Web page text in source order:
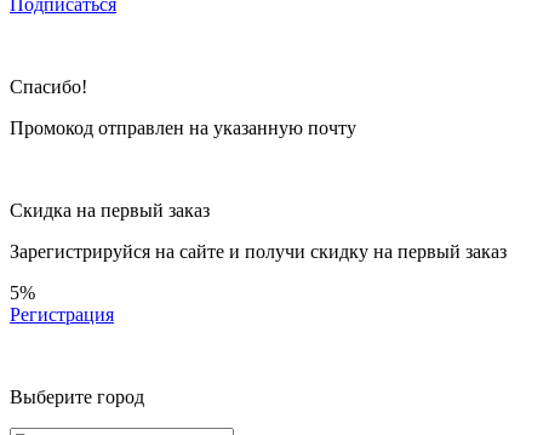
Спасибо!
Промокод отправлен на указанную почту
Скидка на первый заказ
Зарегистрируйся на сайте и получи скидку на первый заказ
5%
Регистрация
Выберите город